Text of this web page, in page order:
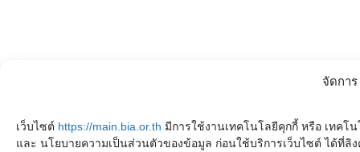
จัดกา
เว็บไซต์ https://main.bia.or.th มีการใช้งานเทคโนโลยีคุกกี้ หรือ เทคโ
และ นโยบายความเป็นส่วนตัวของข้อมูล ก่อนใช้บริการเว็บไซต์ ได้ที่ลิ